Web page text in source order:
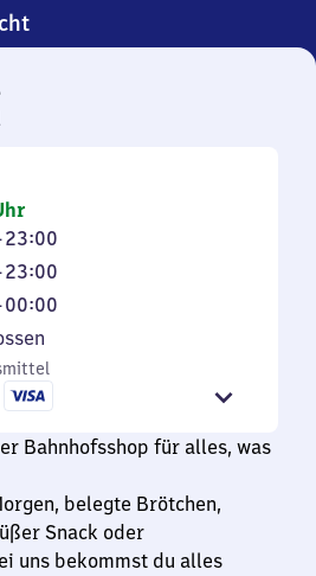
23:00
23:00
00:00
Bahnhofsshop für alles, was
belegte Brötchen,
Snack oder
uns bekommst du alles